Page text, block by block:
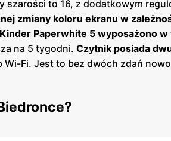
to 16, z dodatkowym
zmiany koloru ekranu w
Kinder Paperwhite 5 wyposażono
na 5 tygodni. Czytnik posiada
Wi-Fi. Jest to bez dwóch zdań